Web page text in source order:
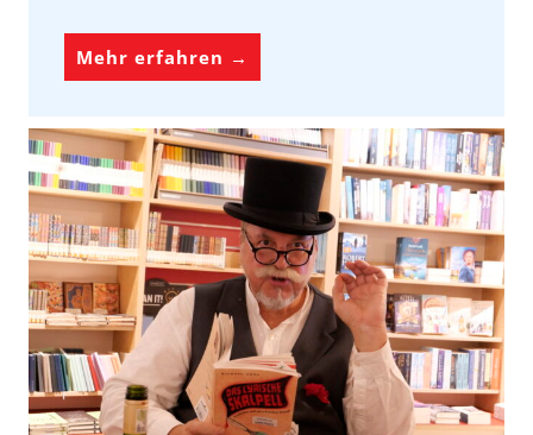
Mehr erfahren →
m
p
t
e
n
t
e
H